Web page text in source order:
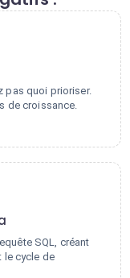
pas quoi prioriser.
de croissance.
SQL, créant
le cycle de